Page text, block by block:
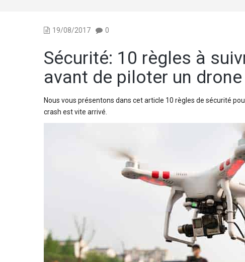
19/08/2017 0
Sécurité: 10 règles à
avant de piloter un drone
Nous vous présentons dans cet article 10 règles de sécurité
crash est vite arrivé.